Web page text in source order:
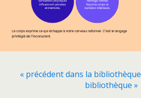
« précédent dans la bibliothèque
bibliothèque »